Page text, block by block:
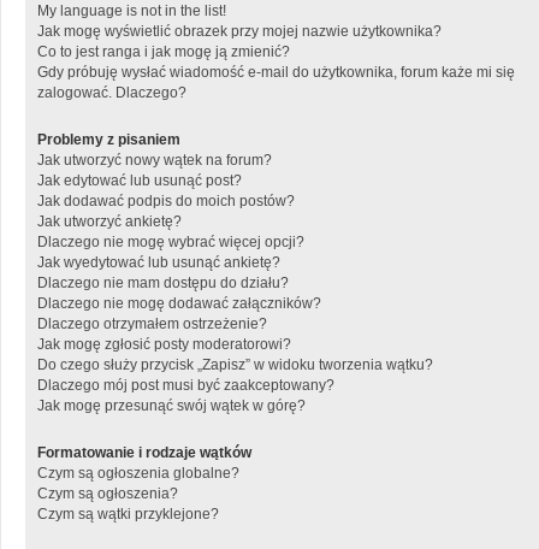
My language is not in the list!
Jak mogę wyświetlić obrazek przy mojej nazwie użytkownika?
Co to jest ranga i jak mogę ją zmienić?
Gdy próbuję wysłać wiadomość e-mail do użytkownika, forum każe mi się
zalogować. Dlaczego?
Problemy z pisaniem
Jak utworzyć nowy wątek na forum?
Jak edytować lub usunąć post?
Jak dodawać podpis do moich postów?
Jak utworzyć ankietę?
Dlaczego nie mogę wybrać więcej opcji?
Jak wyedytować lub usunąć ankietę?
Dlaczego nie mam dostępu do działu?
Dlaczego nie mogę dodawać załączników?
Dlaczego otrzymałem ostrzeżenie?
Jak mogę zgłosić posty moderatorowi?
Do czego służy przycisk „Zapisz” w widoku tworzenia wątku?
Dlaczego mój post musi być zaakceptowany?
Jak mogę przesunąć swój wątek w górę?
Formatowanie i rodzaje wątków
Czym są ogłoszenia globalne?
Czym są ogłoszenia?
Czym są wątki przyklejone?